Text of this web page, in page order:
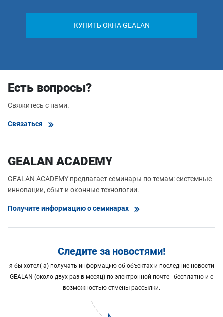
КУПИТЬ ОКНА GEALAN
Есть вопросы?
Свяжитесь с нами.
Связаться
GEALAN ACADEMY
GEALAN ACADEMY предлагает семинары по темам: системные
инновации, сбыт и оконные технологии.
Получите информацию о семинарах
Следите за новостями!
я бы хотел(-а) получать информацию об объектах и последние новости
GEALAN (около двух раз в месяц) по электронной почте - бесплатно и с
возможностью отмены рассылки.